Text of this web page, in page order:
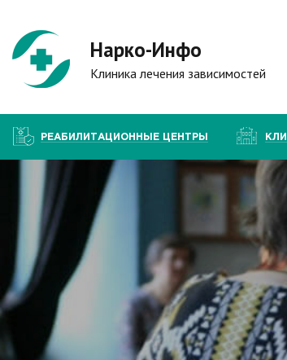
Нарко-Инфо
Клиника лечения зависимостей
РЕАБИЛИТАЦИОННЫЕ ЦЕНТРЫ